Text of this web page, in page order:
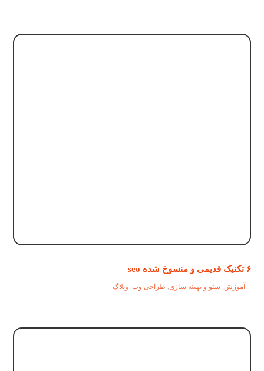
۶ تکنیک قدیمی و منسوخ شده seo
آموزش, سئو و بهینه سازی, طراحی وب, وبلاگ